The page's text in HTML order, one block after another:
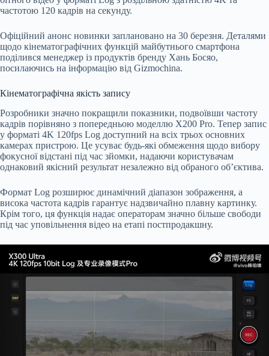
частотою 120 кадрів на секунду.
Офіційний анонс новинки заплановано на 30 березня. Деталями
щодо кінематографічних функцій майбутнього смартфона
поділився менеджер із продуктів бренду Хань Босяо,
посилаючись на інформацію від Gizmochina.
Кінематографічна якість запису
Розробники значно покращили показники, подвоївши частоту
кадрів порівняно з попередньою моделлю X200 Pro. Тепер запис
у форматі 4K 120fps Log доступний на всіх трьох основних
камерах пристрою. Це усуває будь-які обмеження щодо вибору
фокусної відстані під час зйомки, надаючи користувачам
однаковий якісний результат незалежно від обраного об’єктива.
Формат Log розширює динамічний діапазон зображення, а
висока частота кадрів гарантує надзвичайно плавну картинку.
Крім того, ця функція надає операторам значно більше свободи
під час уповільнення відео на етапі постпродакшну.